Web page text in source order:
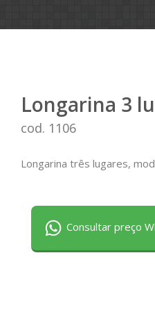
Longarina 3
cod. 1106
Longarina três lugares,
Consultar preço